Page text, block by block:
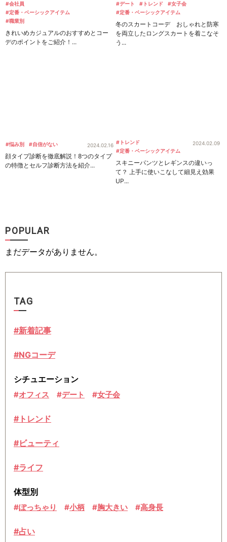
#会社員
#定番・ベーシックアイテム
#職業別
きれいめカジュアルのおすすめとコー
デのポイントをご紹介！...
#デート
#トレンド
#女子会
#定番・ベーシックアイテム
冬のスカートコーデ おしゃれと防寒
を両立したロングスカートを着こなそ
う...
#悩み別 #自信がない 2024.02.16
顔タイプ診断を徹底解説！8つのタイプ
の特徴とセルフ診断方法を紹介...
#トレンド
#定番・ベーシックアイテム
2024.02.09
スキニーパンツとレギンスの違いっ
て？ 上手に使いこなして細見え効果
UP...
POPULAR
まだデータがありません。
TAG
#新着記事
#NGコーデ
シチュエーション
オフィス デート 女子会
#トレンド
#ビューティ
#ライフ
体型別
ぽっちゃり 小柄 胸大きい 高身長
#占い